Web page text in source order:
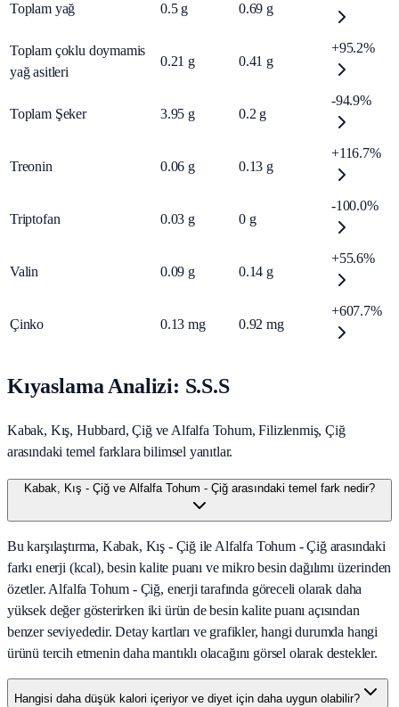
Toplam yağ 0.5 g 0.69 g
Toplam çoklu doymamis
yağ asitleri
0.21 g 0.41 g
+95.2%
Toplam Şeker 3.95 g 0.2 g
-94.9%
Treonin 0.06 g 0.13 g
+116.7%
Triptofan 0.03 g 0 g
-100.0%
Valin 0.09 g 0.14 g
+55.6%
Çinko 0.13 mg 0.92 mg
+607.7%
Kıyaslama Analizi: S.S.S
Kabak, Kış, Hubbard, Çiğ ve Alfalfa Tohum, Filizlenmiş, Çiğ
arasındaki temel farklara bilimsel yanıtlar.
Kabak, Kış - Çiğ ve Alfalfa Tohum - Çiğ arasındaki temel fark nedir?
Bu karşılaştırma, Kabak, Kış - Çiğ ile Alfalfa Tohum - Çiğ arasındaki
farkı enerji (kcal), besin kalite puanı ve mikro besin dağılımı üzerinden
özetler. Alfalfa Tohum - Çiğ, enerji tarafında göreceli olarak daha
yüksek değer gösterirken iki ürün de besin kalite puanı açısından
benzer seviyededir. Detay kartları ve grafikler, hangi durumda hangi
ürünü tercih etmenin daha mantıklı olacağını görsel olarak destekler.
Hangisi daha düşük kalori içeriyor ve diyet için daha uygun olabilir?